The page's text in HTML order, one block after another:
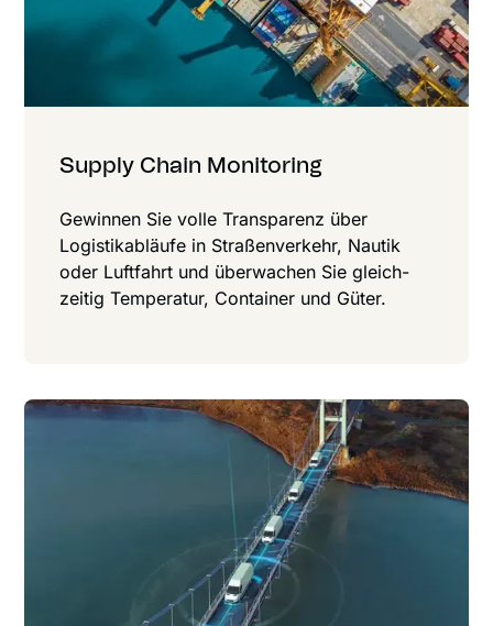
Supply Chain Monitoring
Gewinnen Sie volle Transparenz über
Logistik­abläufe in Straßenverkehr, Nautik
oder Luftfahrt und überwachen Sie gleich­
zeitig Temperatur, Container und Güter.